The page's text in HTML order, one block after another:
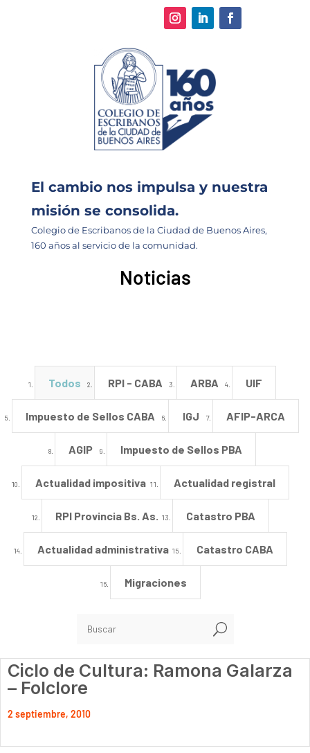
El cambio nos impulsa y nuestra
misión se consolida.
Colegio de Escribanos de la Ciudad de Buenos Aires,
160 años al servicio de la comunidad.
Noticias
Todos RPI - CABA ARBA UIF
Impuesto de Sellos CABA IGJ AFIP-ARCA
AGIP Impuesto de Sellos PBA
Actualidad impositiva Actualidad registral
RPI Provincia Bs. As. Catastro PBA
Actualidad administrativa Catastro CABA
Migraciones
U
Ciclo de Cultura: Ramona Galarza
– Folclore
2 septiembre, 2010